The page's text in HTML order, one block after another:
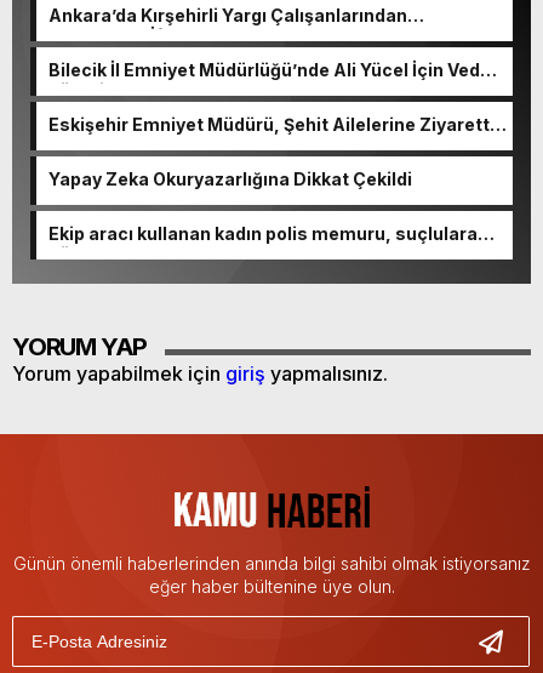
Ankara’da Kırşehirli Yargı Çalışanlarından
Geleneksel İftar Programı
Bilecik İl Emniyet Müdürlüğü’nde Ali Yücel İçin Veda
Töreni
Eskişehir Emniyet Müdürü, Şehit Ailelerine Ziyarette
Yapay Zeka Okuryazarlığına Dikkat Çekildi
Ekip aracı kullanan kadın polis memuru, suçlulara
göz açtırmıyor
YORUM YAP
Yorum yapabilmek için giriş yapmalısınız.
Günün önemli haberlerinden anında bilgi sahibi olmak istiyorsanız
eğer haber bültenine üye olun.